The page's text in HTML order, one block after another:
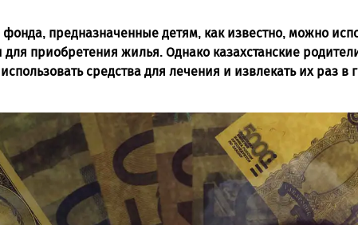
предназначенные детям, как известно, можно
приобретения жилья. Однако казахстанские
средства для лечения и извлекать их раз в